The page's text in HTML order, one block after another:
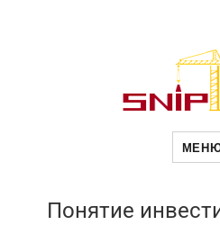
Понятие